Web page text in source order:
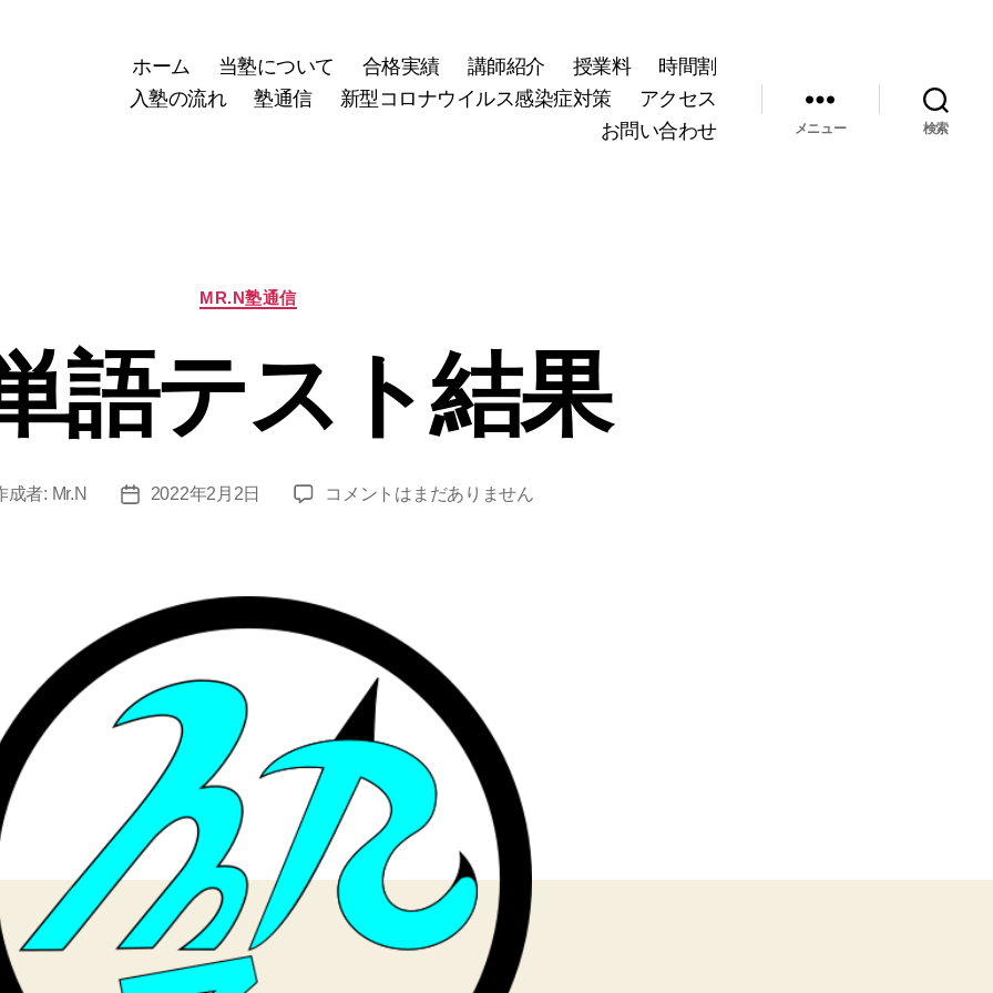
ホーム 当塾について 合格実績 講師紹介 授業料
時間割
入塾の流れ
塾通信 新型コロナウイルス感染症対策
アクセス
お問い合わせ
メニュー 検索
カ
テ
リ
MR.N塾通信
語テスト結果
成者: Mr.N
投
2022年2月2日
英
結
の
コメントはまだありません